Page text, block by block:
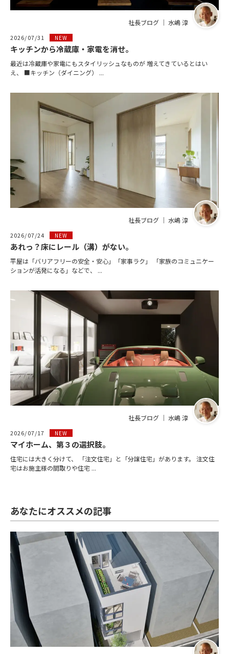
社長ブログ ｜ 水嶋 淳
2026/07/31 NEW
キッチンから冷蔵庫・家電を消せ。
最近は冷蔵庫や家電にもスタイリッシュなものが 増えてきているとはい
え、 ■キッチン（ダイニング） ...
社長ブログ ｜ 水嶋 淳
2026/07/24 NEW
あれっ？床にレール（溝）がない。
平屋は「バリアフリーの安全・安心」「家事ラク」 「家族のコミュニケー
ションが活発になる」などで、 ...
社長ブログ ｜ 水嶋 淳
2026/07/17 NEW
マイホーム、第３の選択肢。
住宅には大きく分けて、 「注文住宅」と「分譲住宅」があります。 注文住
宅はお施主様の間取りや住宅 ...
あなたにオススメの記事